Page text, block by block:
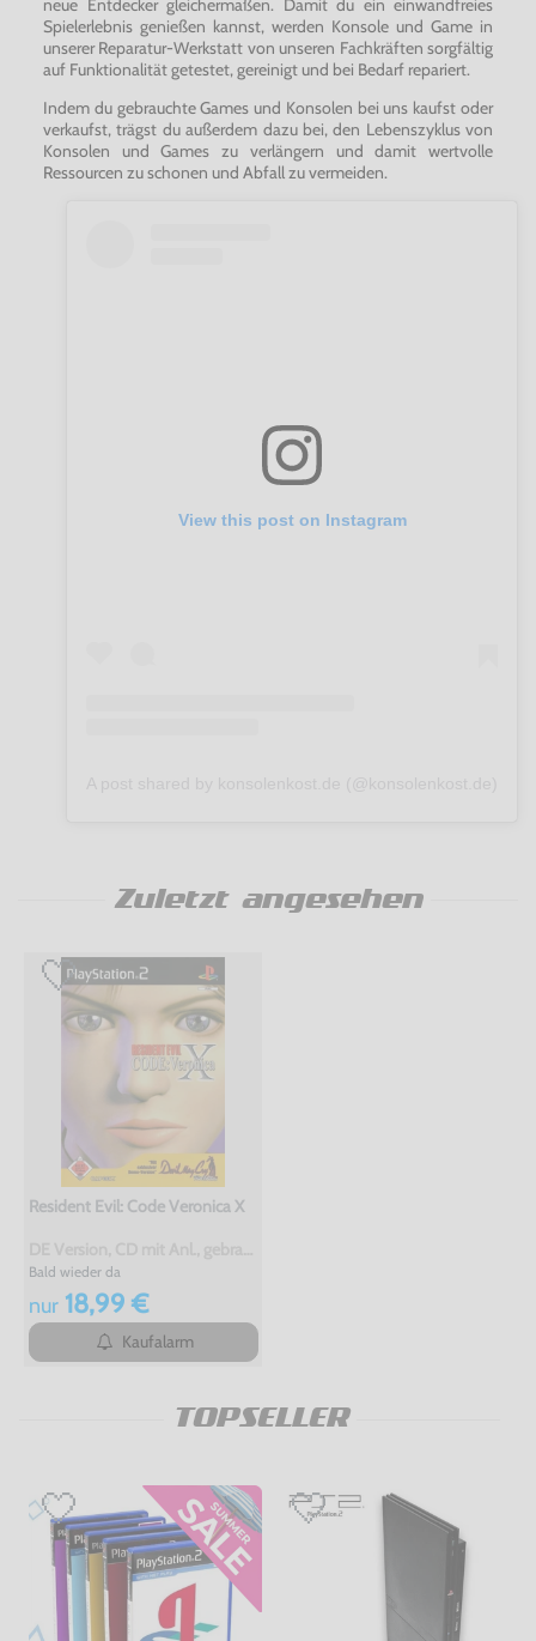
neue Entdecker gleichermaßen. Damit du ein einwandfreies
Spielerlebnis genießen kannst, werden Konsole und Game in
unserer Reparatur-Werkstatt von unseren Fachkräften sorgfältig
auf Funktionalität getestet, gereinigt und bei Bedarf repariert.
Indem du gebrauchte Games und Konsolen bei uns kaufst oder
verkaufst, trägst du außerdem dazu bei, den Lebenszyklus von
Konsolen und Games zu verlängern und damit wertvolle
Ressourcen zu schonen und Abfall zu vermeiden.
View this post on Instagram
Zuletzt angesehen
Resident Evil: Code Veronica X
Bald wieder da
nur18,99 €
Kaufalarm
TOPSELLER